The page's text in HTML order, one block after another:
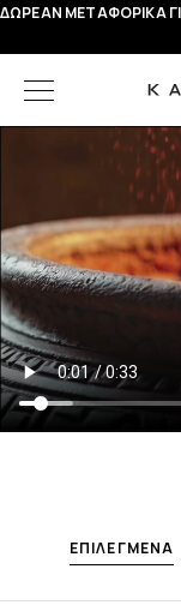
ΔΩΡΕΑΝ ΜΕΤΑΦΟΡΙΚΑ
ΕΠΙΛΕΓΜΕΝΑ